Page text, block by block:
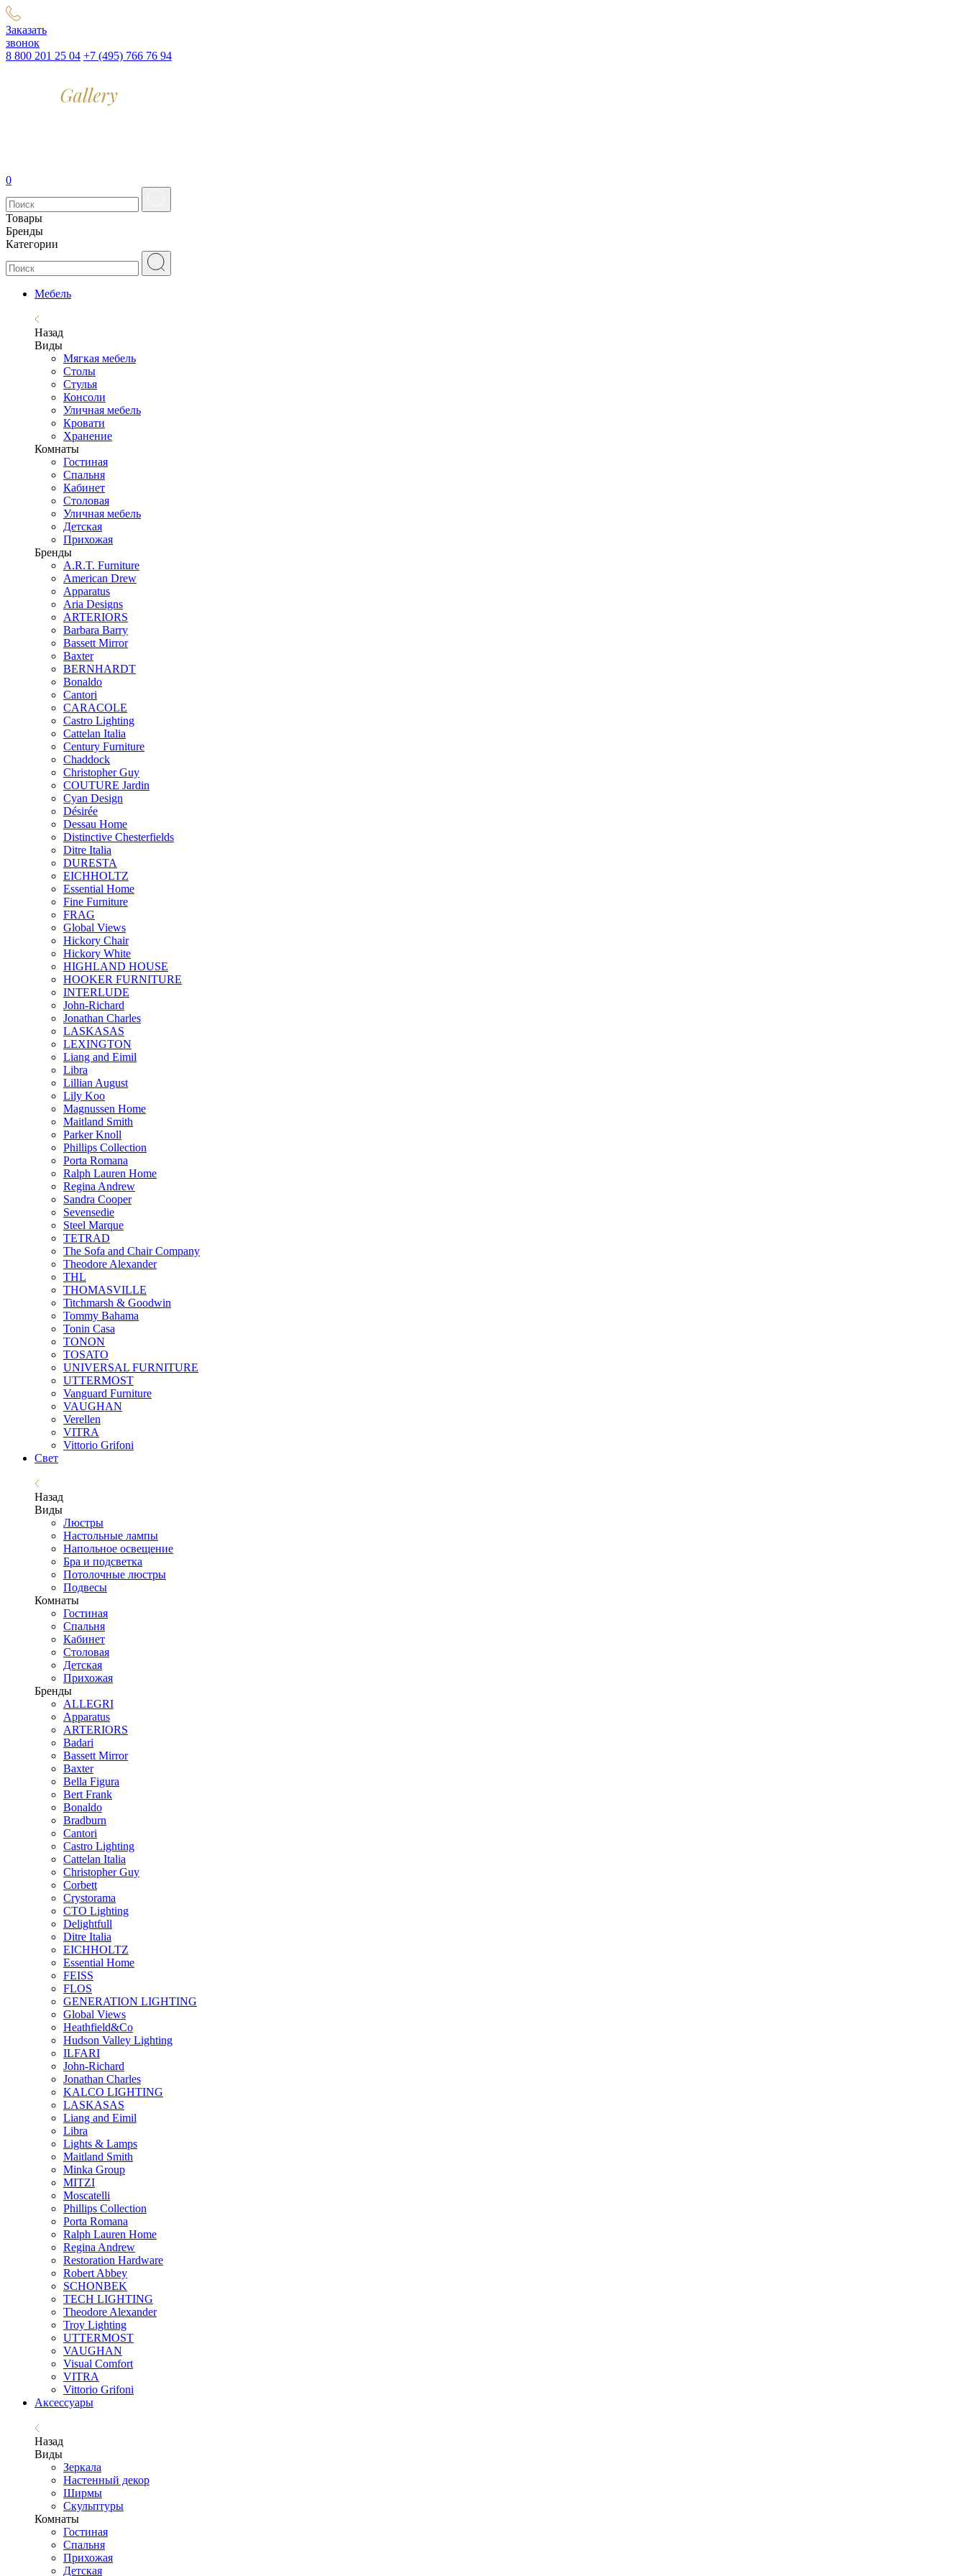
Заказать
звонок
8 800 201 25 04 +7 (495) 766 76 94
0
Товары
Бренды
Категории
Мебель
Назад
Виды
Мягкая мебель
Столы
Стулья
Консоли
Уличная мебель
Кровати
Хранение
Комнаты
Гостиная
Спальня
Кабинет
Столовая
Уличная мебель
Детская
Прихожая
Бренды
A.R.T. Furniture
American Drew
Apparatus
Aria Designs
ARTERIORS
Barbara Barry
Bassett Mirror
Baxter
BERNHARDT
Bonaldo
Cantori
CARACOLE
Castro Lighting
Cattelan Italia
Century Furniture
Chaddock
Christopher Guy
COUTURE Jardin
Cyan Design
Désirée
Dessau Home
Distinctive Chesterfields
Ditre Italia
DURESTA
EICHHOLTZ
Essential Home
Fine Furniture
FRAG
Global Views
Hickory Chair
Hickory White
HIGHLAND HOUSE
HOOKER FURNITURE
INTERLUDE
John-Richard
Jonathan Charles
LASKASAS
LEXINGTON
Liang and Eimil
Libra
Lillian August
Lily Koo
Magnussen Home
Maitland Smith
Parker Knoll
Phillips Collection
Porta Romana
Ralph Lauren Home
Regina Andrew
Sandra Cooper
Sevensedie
Steel Marque
TETRAD
The Sofa and Chair Company
Theodore Alexander
THL
THOMASVILLE
Titchmarsh & Goodwin
Tommy Bahama
Tonin Casa
TONON
TOSATO
UNIVERSAL FURNITURE
UTTERMOST
Vanguard Furniture
VAUGHAN
Verellen
VITRA
Vittorio Grifoni
Свет
Назад
Виды
Люстры
Настольные лампы
Напольное освещение
Бра и подсветка
Потолочные люстры
Подвесы
Комнаты
Гостиная
Спальня
Кабинет
Столовая
Детская
Прихожая
Бренды
ALLEGRI
Apparatus
ARTERIORS
Badari
Bassett Mirror
Baxter
Bella Figura
Bert Frank
Bonaldo
Bradburn
Cantori
Castro Lighting
Cattelan Italia
Christopher Guy
Corbett
Crystorama
CTO Lighting
Delightfull
Ditre Italia
EICHHOLTZ
Essential Home
FEISS
FLOS
GENERATION LIGHTING
Global Views
Heathfield&Co
Hudson Valley Lighting
ILFARI
John-Richard
Jonathan Charles
KALCO LIGHTING
LASKASAS
Liang and Eimil
Libra
Lights & Lamps
Maitland Smith
Minka Group
MITZI
Moscatelli
Phillips Collection
Porta Romana
Ralph Lauren Home
Regina Andrew
Restoration Hardware
Robert Abbey
SCHONBEK
TECH LIGHTING
Theodore Alexander
Troy Lighting
UTTERMOST
VAUGHAN
Visual Comfort
VITRA
Vittorio Grifoni
Аксессуары
Назад
Виды
Зеркала
Настенный декор
Ширмы
Скульптуры
Комнаты
Гостиная
Спальня
Прихожая
Детская